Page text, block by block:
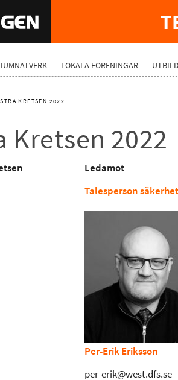
LOKALA FÖRENINGAR
KRETSEN 2022
Kretsen 2022
Ledamot
Talesperson
Per-Erik Eriksson
per-erik@west.dfs.se